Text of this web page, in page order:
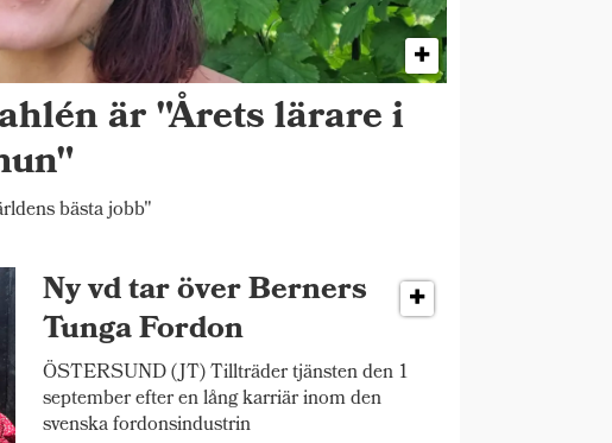
är "Årets lärare i
bästa jobb"
Ny vd tar över Berners
Tunga Fordon
ÖSTERSUND (JT) Tillträder tjänsten den 1
september efter en lång karriär inom den
svenska fordonsindustrin